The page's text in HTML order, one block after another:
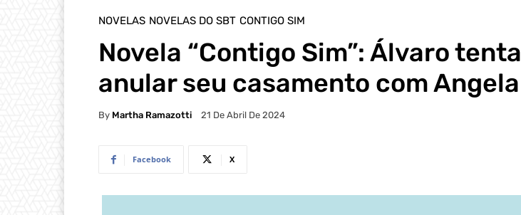
NOVELAS NOVELAS DO SBT CONTIGO SIM
Novela “Contigo Sim”: Álvaro tenta
anular seu casamento com Angela
By Martha Ramazotti 21 De Abril De 2024
Facebook X